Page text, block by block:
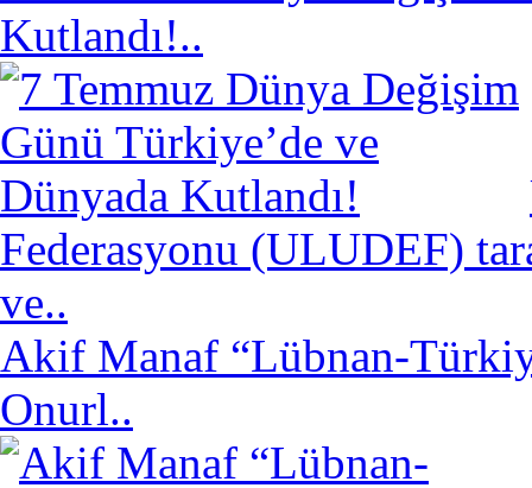
Kutlandı!..
Federasyonu (ULUDEF)
ve..
Akif Manaf “Lübnan-
Onurl..